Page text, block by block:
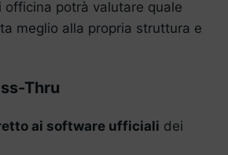
officina potrà valutare quale
meglio alla propria struttura e
Thru
ai software ufficiali dei